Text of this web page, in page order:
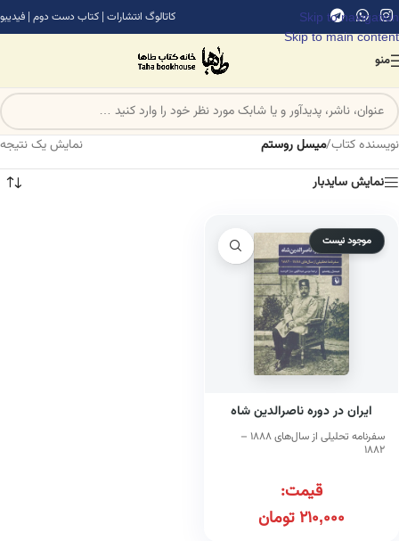
Skip to navigation
Skip to main content
کاتالوگ انتشارات | کتاب دست دوم | فیدیبو
منو
نویسنده کتاب/میسل روستم
نمایش یک نتیجه
نمایش سایدبار
موجود نیست
ایران در دوره ناصرالدین شاه
سفرنامه تحلیلی از سال‌های ۱۸۸۸ –
۱۸۸۲
قیمت:
210,000تومان